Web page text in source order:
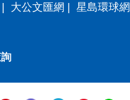
| 大公文匯網 | 星島環球網